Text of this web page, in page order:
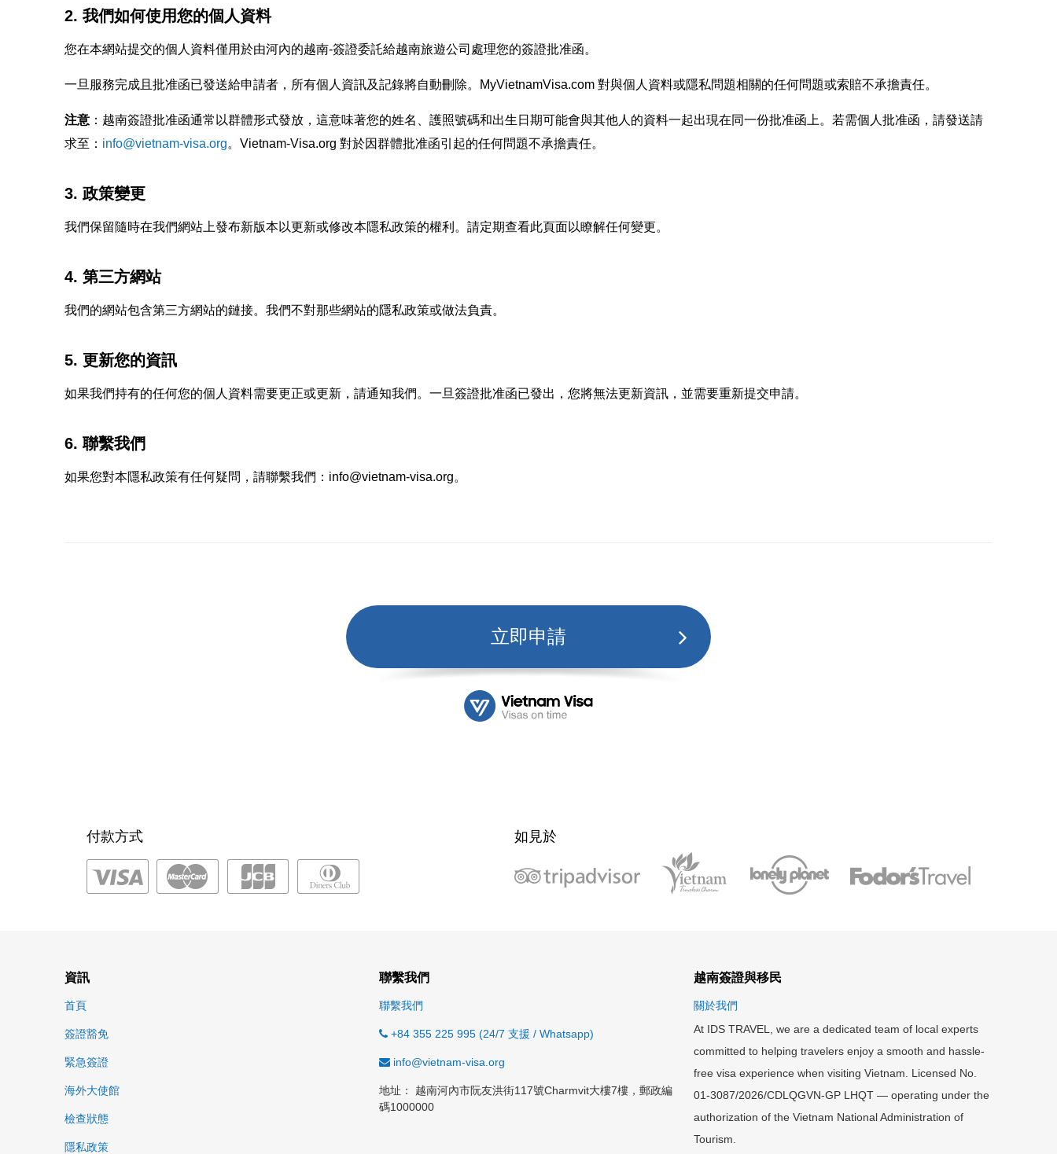
2. 我們如何使用您的個人資料
您在本網站提交的個人資料僅用於由河內的越南-簽證委託給越南旅遊公司處理您的簽證批准函。
一旦服務完成且批准函已發送給申請者，所有個人資訊及記錄將自動刪除。MyVietnamVisa.com 對與個人資料或隱私問題相關的任何問題或索賠不承擔責任。
注意 ：越南簽證批准函通常以群體形式發放，這意味著您的姓名、護照號碼和出生日期可能會與其他人的資料一起出現在同一份批准函上。若需個人批准函，請發送請
求至： info@vietnam-visa.org。Vietnam-Visa.org 對於因群體批准函引起的任何問題不承擔責任。
3. 政策變更
我們保留隨時在我們網站上發布新版本以更新或修改本隱私政策的權利。請定期查看此頁面以瞭解任何變更。
4. 第三方網站
我們的網站包含第三方網站的鏈接。我們不對那些網站的隱私政策或做法負責。
5. 更新您的資訊
如果我們持有的任何您的個人資料需要更正或更新，請通知我們。一旦簽證批准函已發出，您將無法更新資訊，並需要重新提交申請。
6. 聯繫我們
如果您對本隱私政策有任何疑問，請聯繫我們： info@vietnam-visa.org。
立即申請
付款方式 如見於
資訊
首頁
簽證豁免
緊急簽證
海外大使館
檢查狀態
隱私政策
聯繫我們
聯繫我們
+84 355 225 995 (24/7 支援 / Whatsapp)
info@vietnam-visa.org
地址： 越南河內市阮友洪街117號Charmvit大樓7樓，郵政編
碼1000000
越南簽證與移民
關於我們
At IDS TRAVEL, we are a dedicated team of local experts
committed to helping travelers enjoy a smooth and hassle-
free visa experience when visiting Vietnam. Licensed No.
01-3087/2026/CDLQGVN-GP LHQT — operating under the
authorization of the Vietnam National Administration of
Tourism.